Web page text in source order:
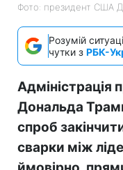
Фото: президент США
Розумій
чутки з РБК-
Дональда
спроб
сварки між